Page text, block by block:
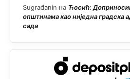
Sugrađanin на Ћосић:
општинама као ниједна градска
сада